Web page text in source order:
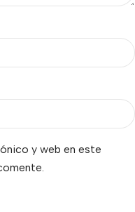
y web en este